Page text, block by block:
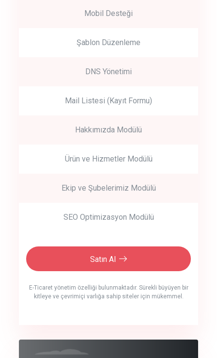
Mobil Desteği
Şablon Düzenleme
DNS Yönetimi
Mail Listesi (Kayıt Formu)
Hakkımızda Modülü
Ürün ve Hizmetler Modülü
Ekip ve Şubelerimiz Modülü
SEO Optimizasyon Modülü
Satın Al
E-Ticaret yönetim özelliği bulunmaktadır. Sürekli büyüyen bir
kitleye ve çevrimiçi varlığa sahip siteler için mükemmel.
crm auto cync